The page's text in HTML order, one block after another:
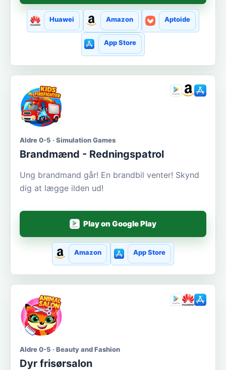
Huawei Amazon Aptoide
App Store
Aldre 0-5 · Simulation Games
Brandmænd - Redningspatrol
Ung brandmand går! En brandbil venter! Skynd
dig at lægge ilden ud!
Play on Google Play
Amazon App Store
Aldre 0-5 · Beauty and Fashion
Dyr frisørsalon